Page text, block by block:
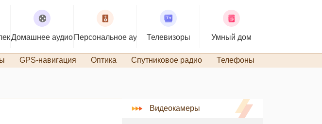
Домашнее аудио Персональное аудиоТелевизоры Умный дом
GPS-навигация Оптика Спутниковое радио Телефоны
Видеокамеры